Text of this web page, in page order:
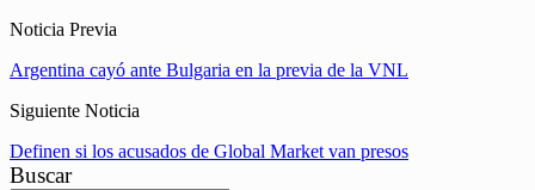
Noticia Previa
Argentina cayó ante Bulgaria en la previa de la VNL
Siguiente Noticia
Definen si los acusados de Global Market van presos
Buscar